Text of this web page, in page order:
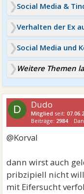
Verhalten der Ex
Weitere Themen
D Dudo
Mitglied seit:
Beiträge: 2984
@Korval
dann wirst auch
pribzipiell nicht
mit Eifersucht